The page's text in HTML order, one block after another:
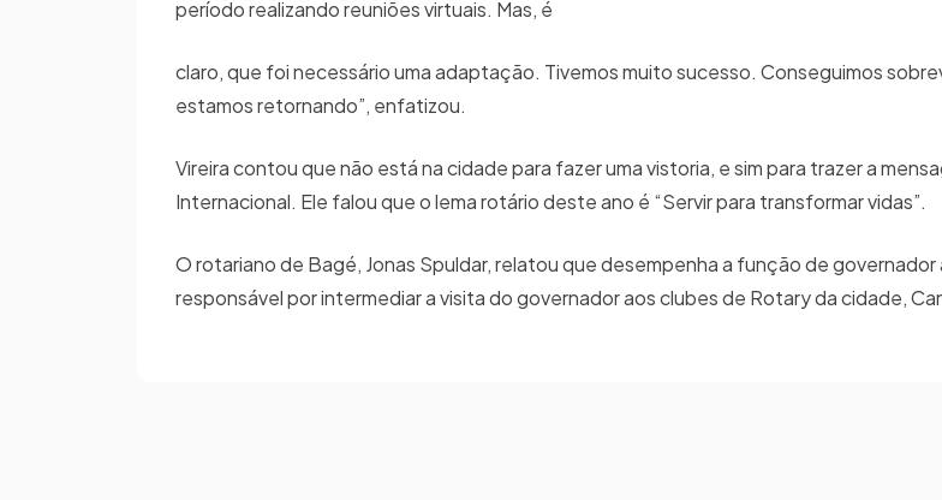
período realizando reuniões virtuais. Mas, é
claro, que foi necessário uma adaptação. Tivemos muito sucesso. Conseguimos
estamos retornando”, enfatizou.
Vireira contou que não está na cidade para fazer uma vistoria, e sim para trazer a
Internacional. Ele falou que o lema rotário deste ano é “Servir para transformar vidas”.
O rotariano de Bagé, Jonas Spuldar, relatou que desempenha a função de
responsável por intermediar a visita do governador aos clubes de Rotary da cidade,